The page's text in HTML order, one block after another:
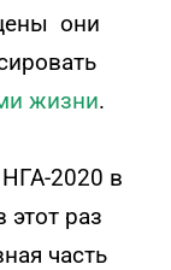
они
жизни.
2020 в
этот раз
часть